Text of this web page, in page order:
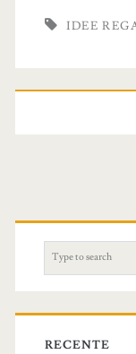
IDEE
e
r
c
RECENTE